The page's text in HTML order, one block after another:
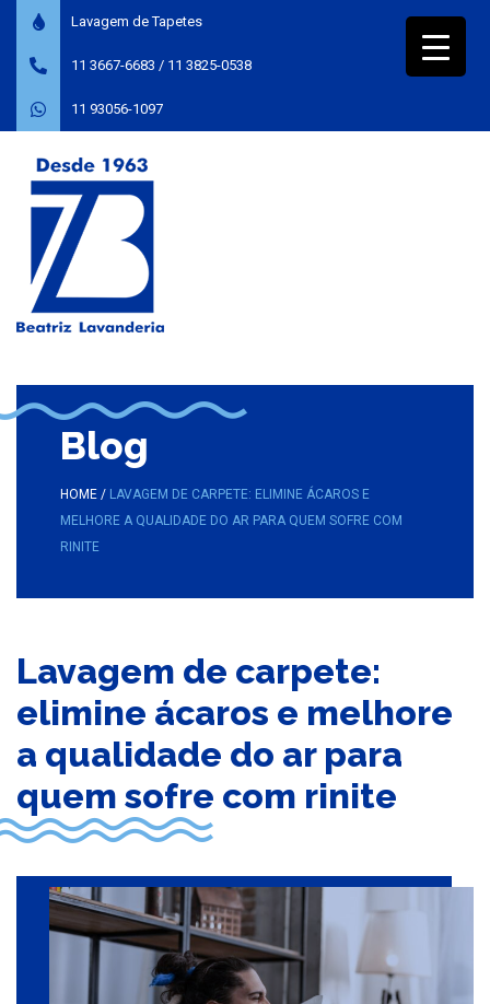
Lavagem de Tapetes
11 3667-6683 / 11 3825-0538
11 93056-1097
Blog
HOME / LAVAGEM DE CARPETE: ELIMINE ÁCAROS E
MELHORE A QUALIDADE DO AR PARA QUEM SOFRE COM
RINITE
Lavagem de carpete:
elimine ácaros e melhore
a qualidade do ar para
quem sofre com rinite